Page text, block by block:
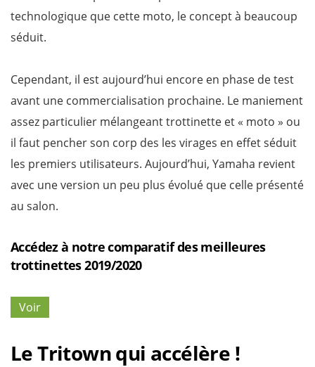
technologique que cette moto, le concept à beaucoup
séduit.
Cependant, il est aujourd’hui encore en phase de test
avant une commercialisation prochaine. Le maniement
assez particulier mélangeant trottinette et « moto » ou
il faut pencher son corp des les virages en effet séduit
les premiers utilisateurs. Aujourd’hui, Yamaha revient
avec une version un peu plus évolué que celle présenté
au salon.
Accédez à notre comparatif des meilleures
trottinettes 2019/2020
Voir
Le Tritown qui accélère !